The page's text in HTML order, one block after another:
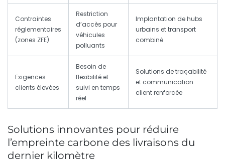
Contraintes
réglementaires
(zones ZFE)
Restriction
d’accès pour
véhicules
polluants
Implantation de hubs
urbains et transport
combiné
Exigences
clients élevées
Besoin de
flexibilité et
suivi en temps
réel
Solutions de traçabilité
et communication
client renforcée
Solutions innovantes pour réduire
l’empreinte carbone des livraisons du
dernier kilomètre